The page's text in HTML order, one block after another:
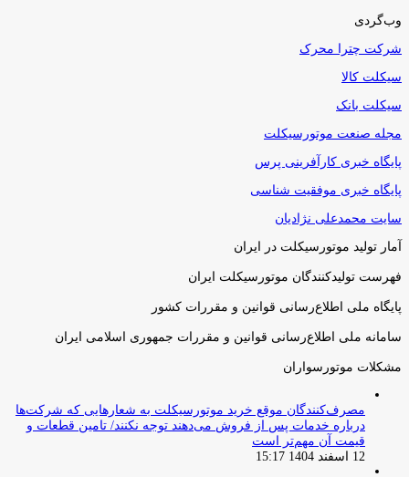
وب‌گردی
شرکت چترا محرک
سیکلت کالا
سیکلت بانک
مجله صنعت موتورسیکلت
پایگاه خبری کارآفرینی پرس
پایگاه خبری موفقیت شناسی
سایت محمدعلی نژادیان
آمار تولید موتورسیکلت در ایران
فهرست تولیدکنندگان موتورسیکلت ایران
پایگاه ملی اطلاع‌رسانی قوانین و مقررات کشور
سامانه ملی اطلاع‌رسانی قوانین و مقررات جمهوری اسلامی ایران
مشکلات موتورسواران
مصرف‌کنندگان موقع خرید موتورسیکلت به شعارهایی که شرکت‌ها
درباره خدمات پس از فروش می‌دهند توجه نکنند/ تامین قطعات و
قیمت آن مهم‌تر است
12 اسفند 1404 15:17